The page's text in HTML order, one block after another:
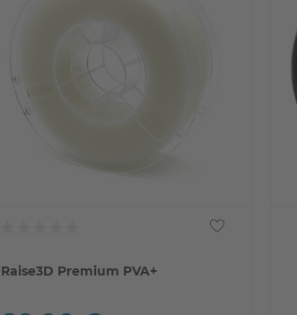
Raise3D Premium PVA+